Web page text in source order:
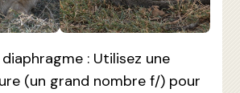
: Utilisez une
(un grand nombre f/) pour